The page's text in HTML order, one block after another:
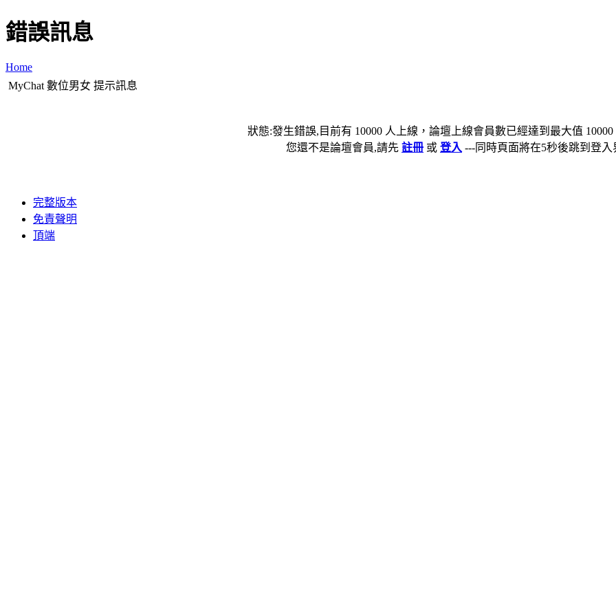
錯誤訊息
Home
MyChat 數位男女 提示訊息
狀態:發生錯誤,目前有 10000 人上線，論壇上線會員數已經達到最大值
您還不是論壇會員,請先 註冊 或 登入 ---同時頁面將在5秒後跳到登入
完整版本
免責聲明
頂端